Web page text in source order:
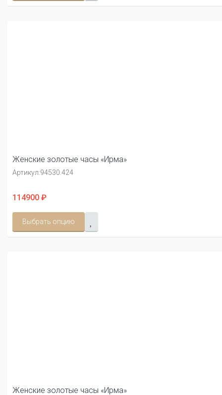
Женские золотые часы «Ирма»
Артикул:94530.424
114900 ₽
Выбрать опцию
Женские золотые часы «Ирма»